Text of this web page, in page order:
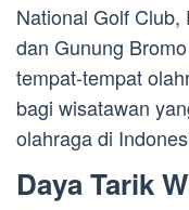
National Golf Club,
dan Gunung
tempat-tempat
bagi wisatawan
olahraga di
Daya Tarik